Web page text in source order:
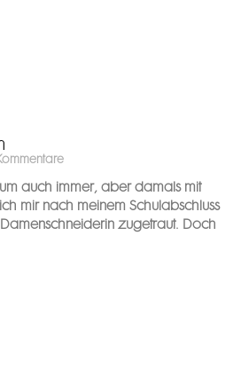
auch immer, aber damals mit
mir nach meinem Schulabschluss
zugetraut. Doch